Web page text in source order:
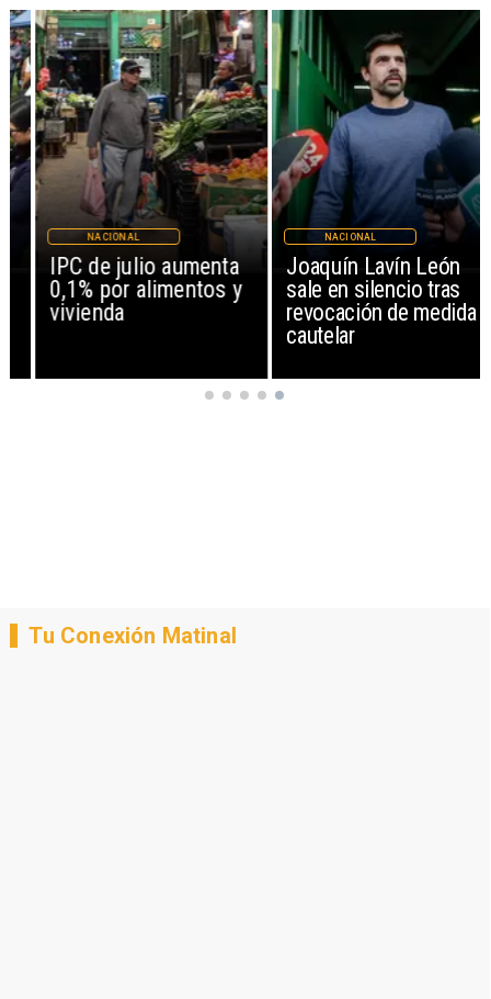
IPC de julio aumenta
0,1% por alimentos y
vivienda
NACIONAL
Joaquín Lavín León
sale en silencio tras
revocación de medida
cautelar
NACIONAL
Tu Conexión Matinal